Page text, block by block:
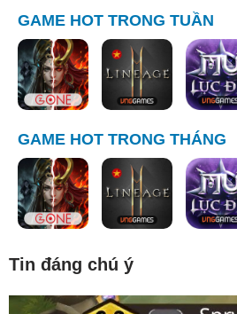
GAME HOT TRONG TUẦN
GAME HOT TRONG THÁNG
Tin đáng chú ý